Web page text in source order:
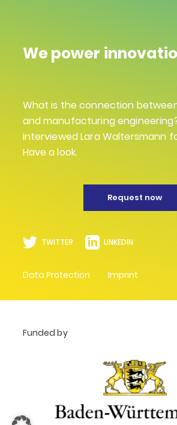
We power
What is the connection
and manufacturing
interviewed Lara Waltersmann
Have a look.
Request now
TWITTER LINKEDIN
Data Protection Imprint
Funded by